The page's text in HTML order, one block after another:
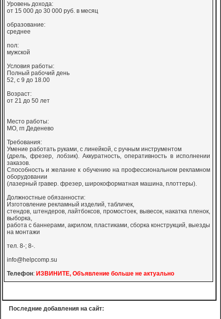
Уровень дохода:
от 15 000 до 30 000 руб. в месяц
образование:
среднее
пол:
мужской
Условия работы:
Полный рабочий день
52, с 9 до 18.00
Возраст:
от 21 до 50 лет
Место работы:
МО, гп Деденево
Требования:
Умение работать руками, с линейкой, с ручным инструментом
(дрель, фрезер, лобзик). Аккуратность, оперативность в исполнении
заказов.
Способность и желание к обучению на профессиональном рекламном
оборудовании
(лазерный гравер. фрезер, широкоформатная машина, плоттеры).
Должностные обязанности:
Изготовление рекламный изделий, табличек,
стендов, штендеров, лайтбоксов, промостоек, вывесок, накатка пленок,
выборка,
работа с баннерами, акрилом, пластиками, сборка конструкций, выезды
на монтажи
тел. 8-; 8-.
info@helpcomp.su
Телефон: ИЗВИНИТЕ, Объявление больше не актуально
Последние добавления на сайт: